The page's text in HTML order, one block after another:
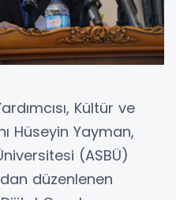
Kültür ve
Hüseyin Yayman,
(ASBÜ)
düzenlenen